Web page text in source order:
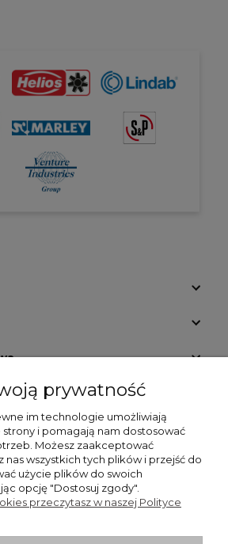
prywatność
im technologie umożliwiają
strony i pomagają nam dostosować
Możesz zaakceptować
nas wszystkich tych plików i przejść do
użycie plików do swoich
opcję "Dostosuj zgody".
przeczytasz w naszej Polityce